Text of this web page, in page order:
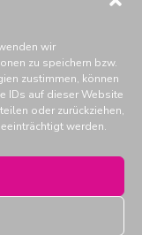
wir
zu speichern bzw.
zustimmen, können
IDs auf dieser Website
oder zurückziehen,
werden.